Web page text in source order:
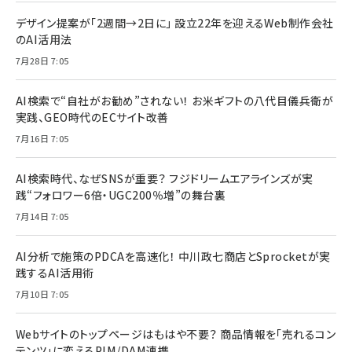
デザイン提案が「2週間→2日に」 設立22年を迎えるWeb制作会社
のAI活用法
7月28日 7:05
AI検索で“自社がお勧め”されない！ お米ギフトの八代目儀兵衛が
実践、GEO時代のECサイト改善
7月16日 7:05
AI検索時代、なぜSNSが重要？ フジドリームエアラインズが実
践“フォロワー6倍・UGC200％増”の舞台裏
7月14日 7:05
AI分析で施策のPDCAを高速化！ 中川政七商店とSprocketが実
践するAI活用術
7月10日 7:05
Webサイトのトップページはもはや不要？ 商品情報を「売れるコン